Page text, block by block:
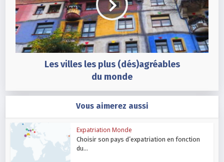
Les villes les plus (dés)agréables
du monde
Vous aimerez aussi
Expatriation Monde
Choisir son pays d’expatriation en fonction
du...